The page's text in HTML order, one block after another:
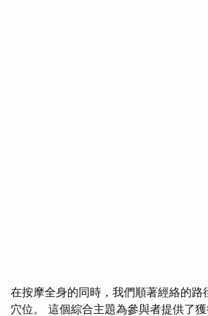
在按摩全身的同時，我們順著經絡的路
穴位。 這個綜合主題為參與者提供了